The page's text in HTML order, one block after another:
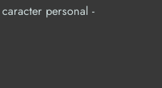
personal -